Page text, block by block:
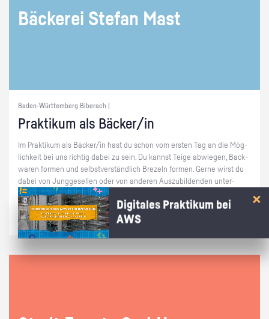
Bä­cke­rei Ste­fan Mast
Baden-Württemberg Biberach |
Prak­ti­kum als Bä­cker/in
Im Prak­ti­kum als Bä­cker/in hast du schon vom ers­ten Tag an die Mög­
lich­keit bei uns rich­tig dabei zu sein. Du kannst Teige ab­wie­gen, Back­
wa­ren for­men und selbst­ver­ständ­lich Bre­zeln for­men. Gerne wirst du
dabei von Jung­ge­sel­len oder von an­de­ren Aus­zu­bil­den­den un­ter­
stützt. Wir freu­en uns auf dich.
Digitales Praktikum bei
AWS